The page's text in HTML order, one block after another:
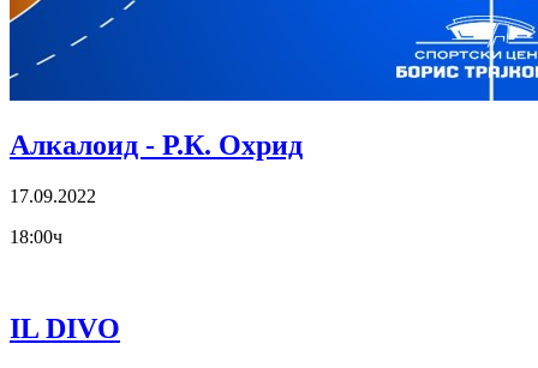
Алкалоид - Р.К. Охрид
17.09.2022
18:00ч
IL DIVO